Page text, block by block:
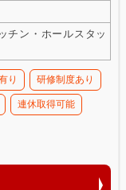
チン・ホールスタッ
り 研修制度あり
連休取得可能